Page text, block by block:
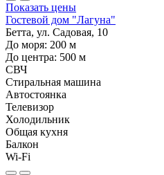
Показать цены
Гостевой дом "Лагуна"
Бетта, ул. Садовая, 10
До моря: 200 м
До центра: 500 м
СВЧ
Стиральная машина
Автостоянка
Телевизор
Холодильник
Общая кухня
Балкон
Wi-Fi